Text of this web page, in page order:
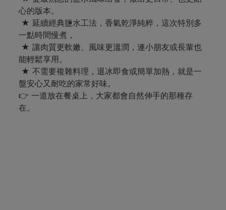
心的版本。
★ 延續經典鹽水工法，香氣乾淨純粹，這次特別多
一點時間慢煮，
★ 讓肉質更軟嫩、風味更溫潤，連小朋友或長輩也
能輕鬆享用。
★ 不需要複雜料理，退冰即食或簡單加熱，就是一
盤安心又耐吃的家常好味。
👉 一道放在餐桌上，大家都會自然伸手的那種存
在。